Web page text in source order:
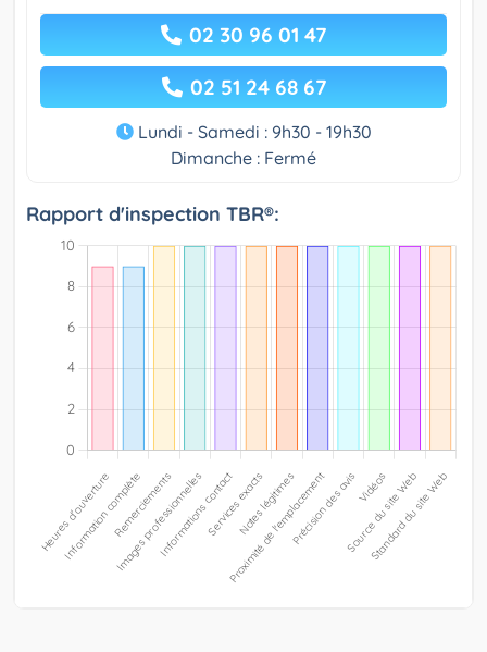
02 30 96 01 47
02 51 24 68 67
Lundi - Samedi : 9h30 - 19h30
Dimanche : Fermé
Rapport d'inspection TBR®: